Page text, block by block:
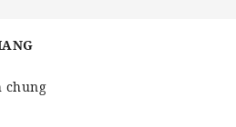
chung